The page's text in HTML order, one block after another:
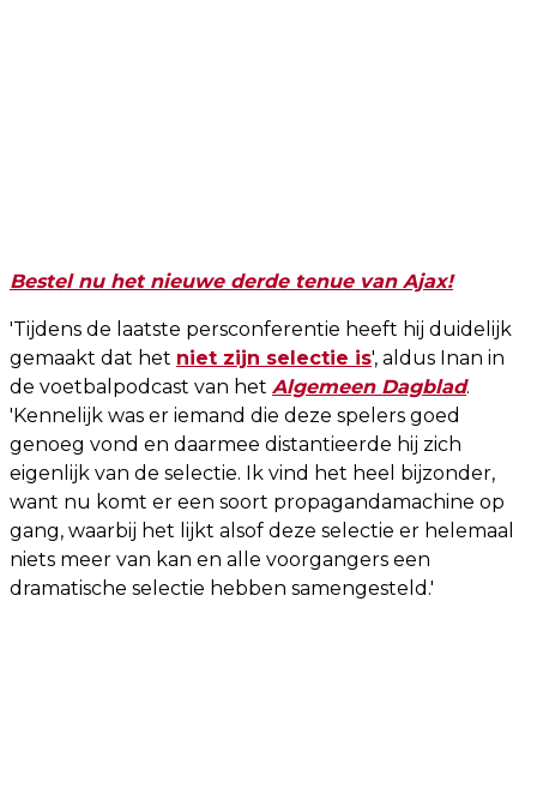
Bestel nu het nieuwe derde tenue van Ajax!
'Tijdens de laatste persconferentie heeft hij duidelijk
gemaakt dat het niet zijn selectie is', aldus Inan in
de voetbalpodcast van het Algemeen Dagblad.
'Kennelijk was er iemand die deze spelers goed
genoeg vond en daarmee distantieerde hij zich
eigenlijk van de selectie. Ik vind het heel bijzonder,
want nu komt er een soort propagandamachine op
gang, waarbij het lijkt alsof deze selectie er helemaal
niets meer van kan en alle voorgangers een
dramatische selectie hebben samengesteld.'